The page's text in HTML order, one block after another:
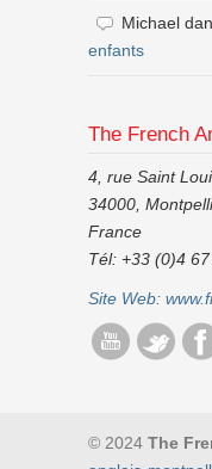
Michael
enfants
The French
4, rue Saint
34000,
France
Tél: +33 (0)4
Site Web:
© 2024 The